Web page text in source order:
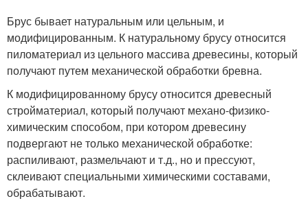
Брус бывает натуральным или цельным, и
модифицированным. К натуральному брусу относится
пиломатериал из цельного массива древесины, который
получают путем механической обработки бревна.
К модифицированному брусу относится древесный
стройматериал, который получают механо-физико-
химическим способом, при котором древесину
подвергают не только механической обработке:
распиливают, размельчают и т.д., но и прессуют,
склеивают специальными химическими составами,
обрабатывают.